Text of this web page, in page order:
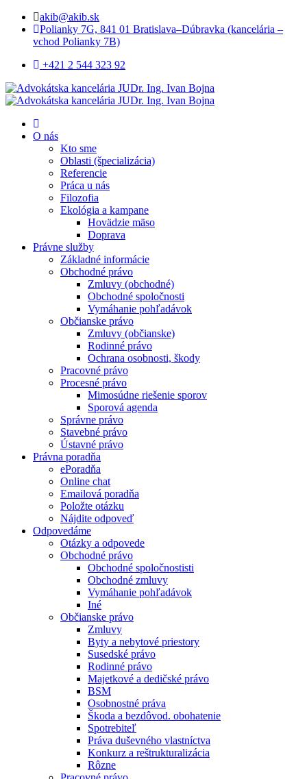
akib@akib.sk
Polianky 7G, 841 01 Bratislava–Dúbravka (kancelária –
vchod Polianky 7B)
+421 2 544 323 92
O nás
Kto sme
Oblasti (špecializácia)
Referencie
Práca u nás
Filozofia
Ekológia a kampane
Hovädzie mäso
Doprava
Právne služby
Základné informácie
Obchodné právo
Zmluvy (obchodné)
Obchodné spoločnosti
Vymáhanie pohľadávok
Občianske právo
Zmluvy (občianske)
Rodinné právo
Ochrana osobnosti, škody
Pracovné právo
Procesné právo
Mimosúdne riešenie sporov
Sporová agenda
Správne právo
Stavebné právo
Ústavné právo
Právna poradňa
ePoradňa
Online chat
Emailová poradňa
Položte otázku
Nájdite odpoveď
Odpovedáme
Otázky a odpovede
Obchodné právo
Obchodné spoločnostisti
Obchodné zmluvy
Vymáhanie pohľadávok
Iné
Občianske právo
Zmluvy
Byty a nebytové priestory
Susedské právo
Rodinné právo
Majetkové a dedičské právo
BSM
Osobnostné práva
Škoda a bezdôvod. obohatenie
Spotrebiteľ
Práva duševného vlastníctva
Konkurz a reštrukturalizácia
Rôzne